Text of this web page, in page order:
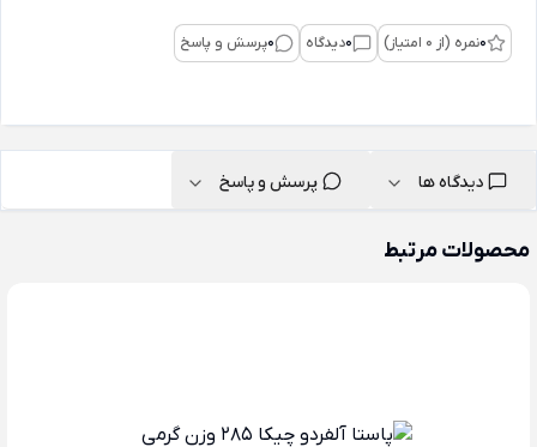
0نمره (از 0 امتیاز) 0دیدگاه 0پرسش و پاسخ
دیدگاه ها پرسش و پاسخ
محصولات مرتبط